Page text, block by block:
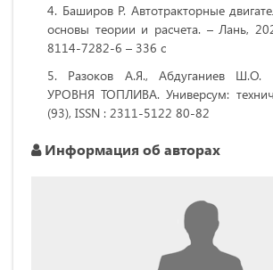
Баширов Р. Автотракторные
основы теории и расчета. – Лань,
8114-7282-6 – 336 с
Разоков А.Я., Абдуганиев Ш.О.
УРОВНЯ ТОПЛИВА. Универсум:
(93), ISSN : 2311-5122 80-82
Информация об авторах